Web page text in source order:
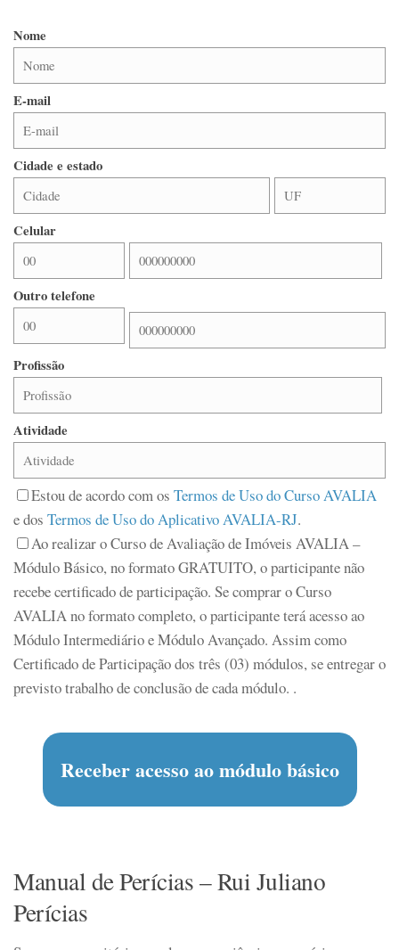
Nome
E-mail
Cidade e estado
Celular
Outro telefone
Profissão
Atividade
Estou de acordo com os Termos de Uso do Curso AVALIA
e dos Termos de Uso do Aplicativo AVALIA-RJ.
Ao realizar o Curso de Avaliação de Imóveis AVALIA –
Módulo Básico, no formato GRATUITO,o participante não
recebe certificado de participação. Se comprar o Curso
AVALIA no formato completo, o participante terá acesso ao
Módulo Intermediário e Módulo Avançado. Assim como
Certificado de Participação dos três (03) módulos, se entregar o
previsto trabalho de conclusão de cada módulo. .
Manual de Perícias – Rui Juliano
Perícias​